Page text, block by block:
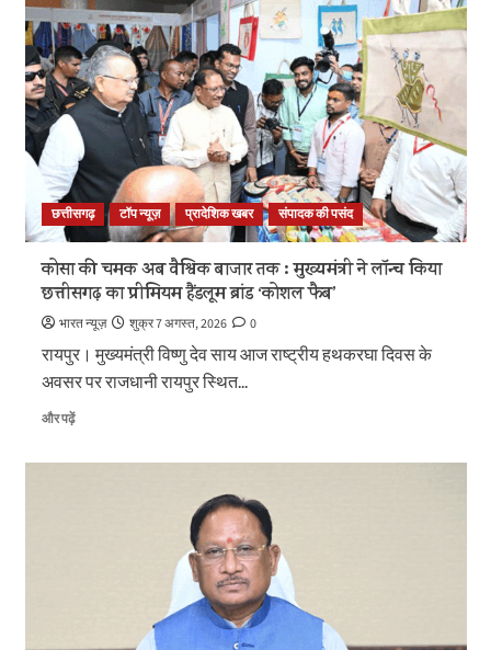
और
सामाजिक
समरसता
का
मजबूत
आधार
:
मुख्यमंत्री
विष्णु
देव
साय
में
और
पढ़ें
छत्तीसगढ़ टॉप न्यूज़ प्रादेशिक खबर संपादक की पसंद
कोसा की चमक अब वैश्विक बाजार तक : मुख्यमंत्री ने लॉन्च किया
छत्तीसगढ़ का प्रीमियम हैंडलूम ब्रांड ‘कोशल फैब’
भारत न्यूज़ शुक्र 7 अगस्त, 2026 0
रायपुर। मुख्यमंत्री विष्णु देव साय आज राष्ट्रीय हथकरघा दिवस के
अवसर पर राजधानी रायपुर स्थित...
और पढ़ेंकोसा